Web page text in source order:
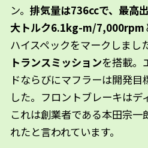
ン。排気量は736ccで、最
大トルク6.1kg-m/7,000rpm
ハイスペックをマークしまし
トランスミッションを搭載。
ドならびにマフラーは開発目
した。フロントブレーキはデ
これは創業者である本田宗一
れたと言われています。